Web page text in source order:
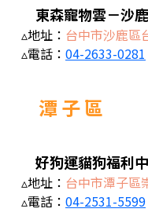
東森寵物雲－沙
▵地址： 台中市沙鹿區
▵電話： 04-2633-0281
潭 子 區
好狗運貓狗福利
▵地址： 台中市潭子區
▵電話： 04-2531-5599